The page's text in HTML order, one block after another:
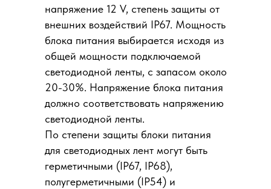
напряжение 12 V, степень защиты от
внешних воздействий IP67. Мощность
блока питания выбирается исходя из
общей мощности подключаемой
светодиодной ленты, с запасом около
20-30%. Напряжение блока питания
должно соответствовать напряжению
светодиодной ленты.
По степени защиты блоки питания
для светодиодных лент могут быть
герметичными (IP67, IP68),
полугерметичными (IP54) и